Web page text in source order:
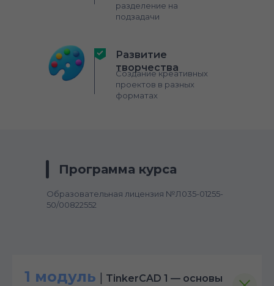
разделение на
подзадачи
Развитие
творчества
Создание креативных
проектов в разных
форматах
Программа курса
Образовательная лицензия №Л035-01255-
50/00822552
1 модуль | TinkerCAD 1 — основы